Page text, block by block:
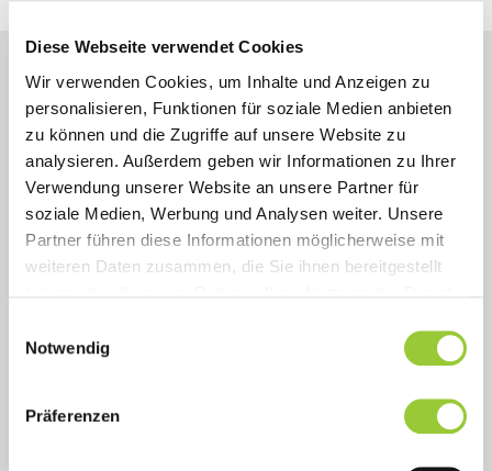
Diese Webseite verwendet Cookies
Wir verwenden Cookies, um Inhalte und Anzeigen zu
personalisieren, Funktionen für soziale Medien anbieten
zu können und die Zugriffe auf unsere Website zu
analysieren. Außerdem geben wir Informationen zu Ihrer
Verwendung unserer Website an unsere Partner für
soziale Medien, Werbung und Analysen weiter. Unsere
Partner führen diese Informationen möglicherweise mit
weiteren Daten zusammen, die Sie ihnen bereitgestellt
Cookies, wenn Sie unsere Webseite weiterhin nutzen.
Notwendig
Präferenzen
Sonstige Informationen
Inhalt
Ziel
Zielsetzung